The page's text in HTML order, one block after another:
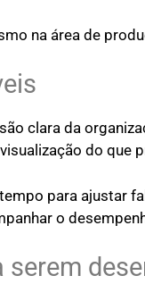
na área de
clara da
do que
para ajustar
o
serem